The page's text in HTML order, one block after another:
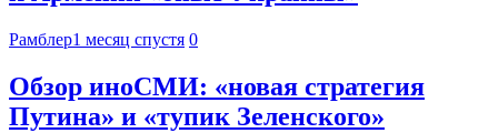
Рамблер1 месяц спустя 0
Обзор иноСМИ: «новая стратегия
Путина» и «тупик Зеленского»